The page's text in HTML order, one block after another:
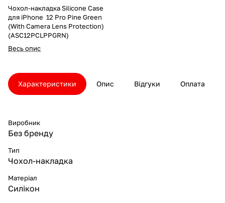
Чохол-накладка Silicone Case
для iPhone 12 Pro Pine Green
(With Camera Lens Protection)
(ASC12PCLPPGRN)
Весь опис
Характеристики Опис Відгуки Оплата
Виробник
Без бренду
Тип
Чохол-накладка
Матеріал
Силікон